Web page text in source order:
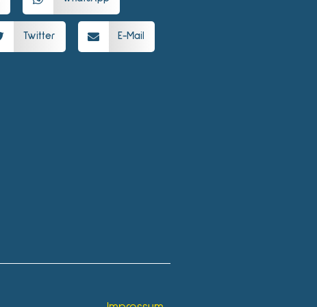
Twitter E-Mail